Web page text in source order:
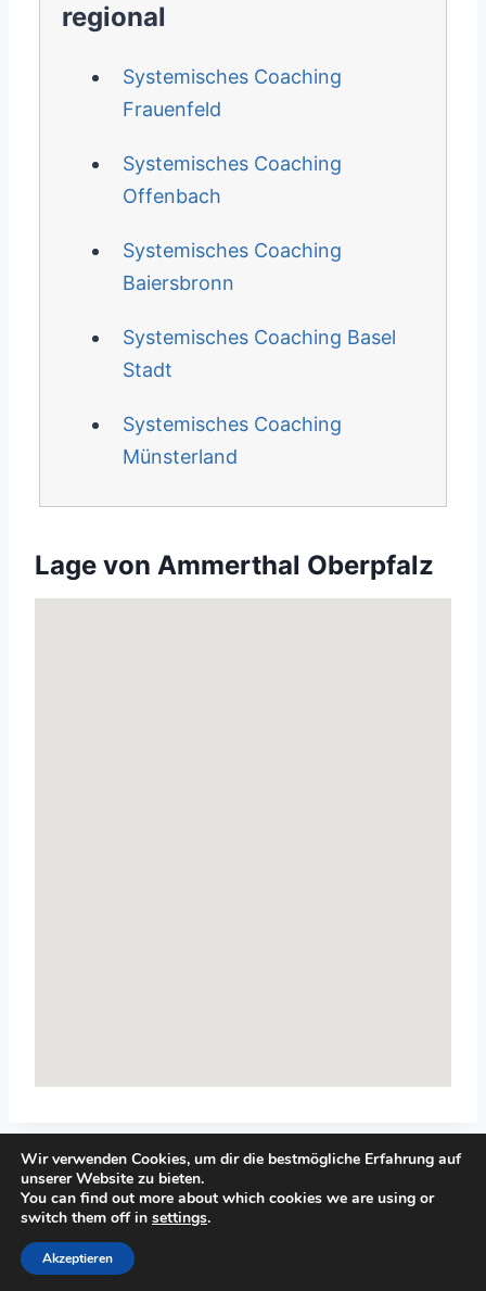
regional
Systemisches Coaching
Frauenfeld
Systemisches Coaching
Offenbach
Systemisches Coaching
Baiersbronn
Systemisches Coaching Basel
Stadt
Systemisches Coaching
Münsterland
Lage von Ammerthal Oberpfalz
© 2026 Top-Systemisches-Coaching.de
Wir verwenden Cookies, um dir die bestmögliche Erfahrung auf
unserer Website zu bieten.
You can find out more about which cookies we are using or
switch them off in settings.
Akzeptieren